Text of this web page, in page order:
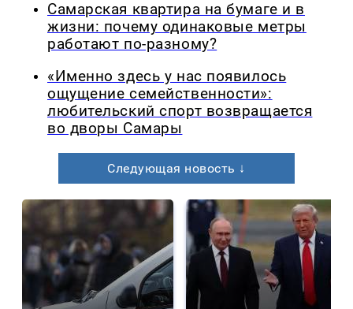
Самарская квартира на бумаге и в
жизни: почему одинаковые метры
работают по-разному?
«Именно здесь у нас появилось
ощущение семейственности»:
любительский спорт возвращается
во дворы Самары
Следующая новость ↓